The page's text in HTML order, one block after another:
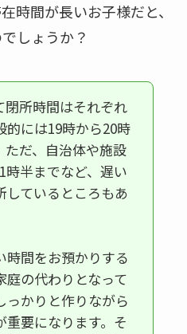
時間が長いお子様だと、
しょうか？
閉所時間はそれぞれ
的には19時から20時
ただ、自治体や施設
時半までなど、遅い
しているところもあ
時間をお預かりする
庭の代わりとなって
っかりと作りながら
重要になります。そ